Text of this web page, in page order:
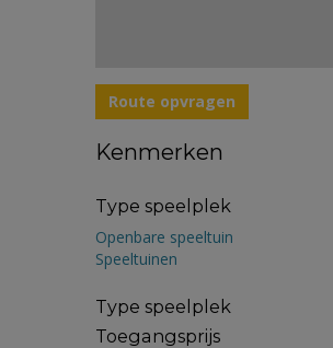
Route opvragen
Kenmerken
Type speelplek
Openbare speeltuin
Speeltuinen
Type speelplek
Toegangsprijs